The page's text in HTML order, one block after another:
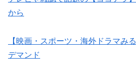
から
【映画・スポーツ・海外ドラマみ
デマンド